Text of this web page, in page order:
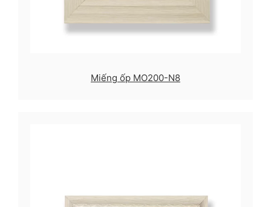
Miếng ốp MO200-N8